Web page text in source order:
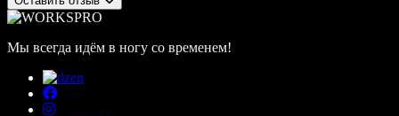
Мы всегда идём в ногу со временем!